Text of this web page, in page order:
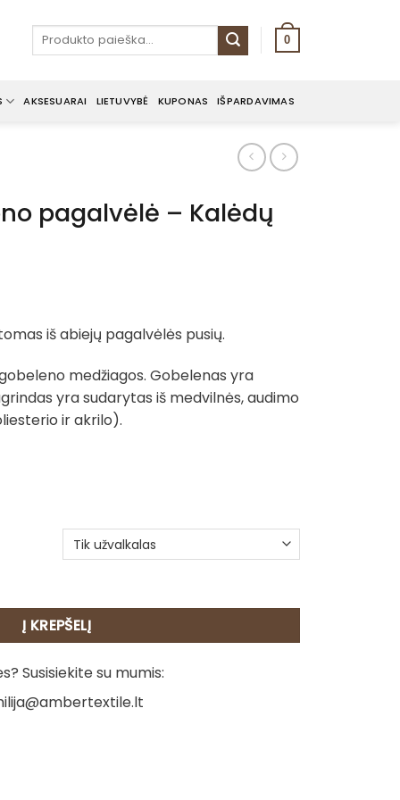
Ieškoti: 0
AKSESUARAI LIETUVYBĖ KUPONAS IŠPARDAVIMAS
pagalvėlė – Kalėdų
iš abiejų pagalvėlės pusių.
medžiagos. Gobelenas yra
yra sudarytas iš medvilnės, audimo
ir akrilo).
Į KREPŠELĮ
Susisiekite su mumis: